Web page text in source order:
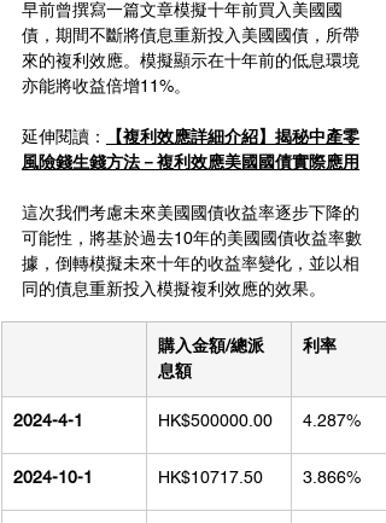
早前曾撰寫一篇文章模擬十年前買入美國國
債，期間不斷將債息重新投入美國國債，所帶
來的複利效應。模擬顯示在十年前的低息環境
亦能將收益倍增11%。
延伸閱讀：
【複利效應詳細介紹】揭秘中產零
風險錢生錢方法－複利效應美國國債實際應用
這次我們考慮未來美國國債收益率逐步下降的
可能性，將基於過去10年的美國國債收益率數
據，倒轉模擬未來十年的收益率變化，並以相
同的債息重新投入模擬複利效應的效果。
購入金額/總派
息額
利率
2024-4-1 HK$500000.00 4.287%
2024-10-1 HK$10717.50 3.866%